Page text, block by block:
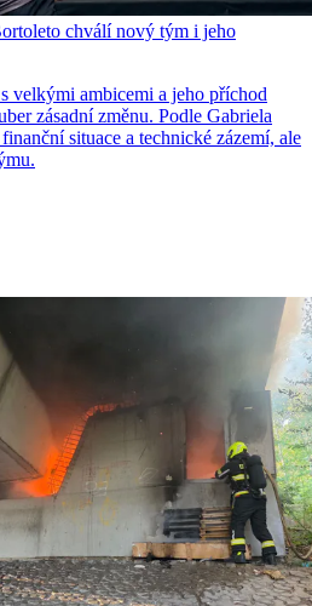
chválí nový tým i jeho
velkými ambicemi a jeho příchod
zásadní změnu. Podle Gabriela
situace a technické zázemí, ale